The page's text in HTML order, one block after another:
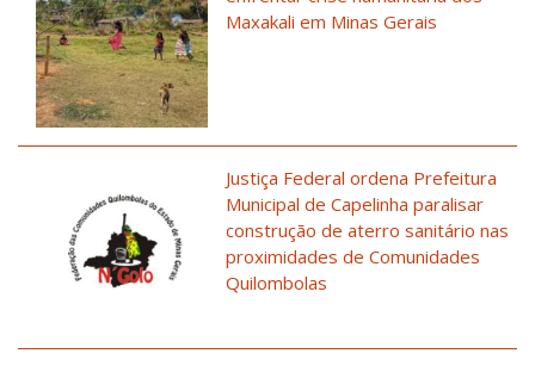
Maxakali em Minas Gerais
Justiça Federal ordena Prefeitura
Municipal de Capelinha paralisar
construção de aterro sanitário nas
proximidades de Comunidades
Quilombolas